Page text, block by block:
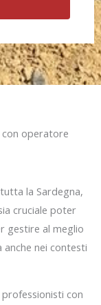
con operatore
la Sardegna,
cruciale poter
gestire al meglio
nei contesti
con